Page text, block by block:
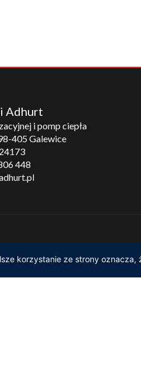
Adhurt
i pomp ciepła
405 Galewice
448
korzystanie ze strony oznacza,